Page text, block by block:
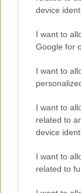
device
I want to
Google for
I want to
I want to
related to
device
I want to
related to
cliccare quiper
aggiornati
#HAMAS